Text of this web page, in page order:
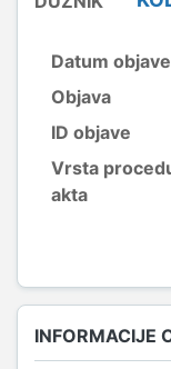
Datum objave
Objava
ID objave
Vrsta
akta
INFORMACIJE